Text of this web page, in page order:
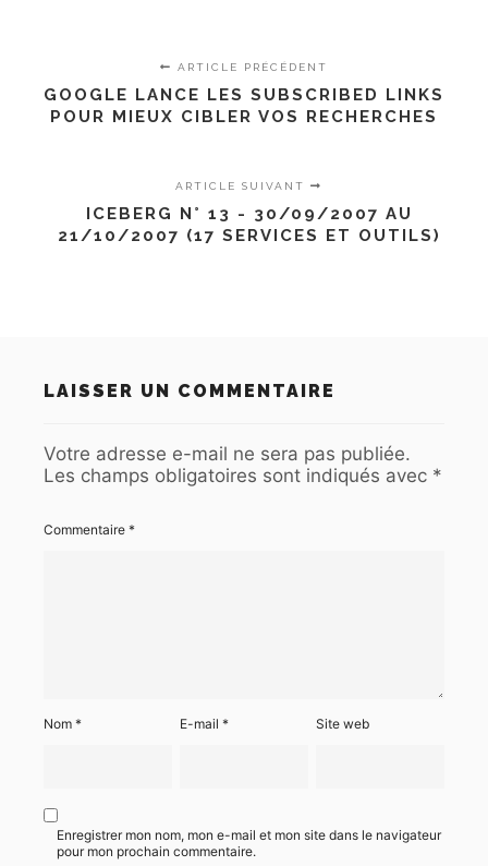
ARTICLE PRÉCÉDENT
GOOGLE LANCE LES SUBSCRIBED LINKS
POUR MIEUX CIBLER VOS RECHERCHES
ARTICLE SUIVANT
ICEBERG N° 13 - 30/09/2007 AU
21/10/2007 (17 SERVICES ET OUTILS)
LAISSER UN COMMENTAIRE
Votre adresse e-mail ne sera pas publiée.
Les champs obligatoires sont indiqués avec *
Commentaire *
Nom * E-mail* Site web
Enregistrer mon nom, mon e-mail et mon site dans le navigateur
pour mon prochain commentaire.